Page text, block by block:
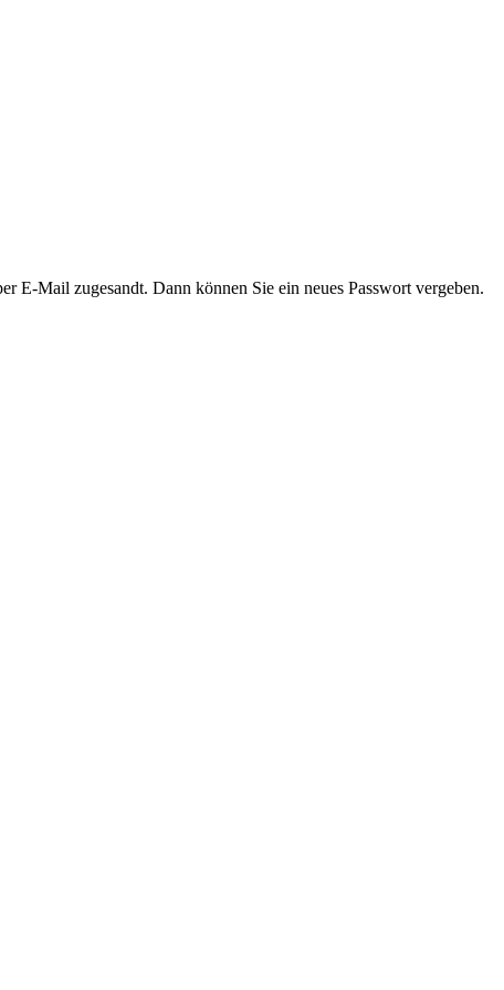
E-Mail zugesandt. Dann können Sie ein neues Passwort vergeben.